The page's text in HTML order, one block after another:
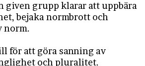
given grupp klarar att uppbära
bejaka normbrott och
norm.
för att göra sanning av
och pluralitet.